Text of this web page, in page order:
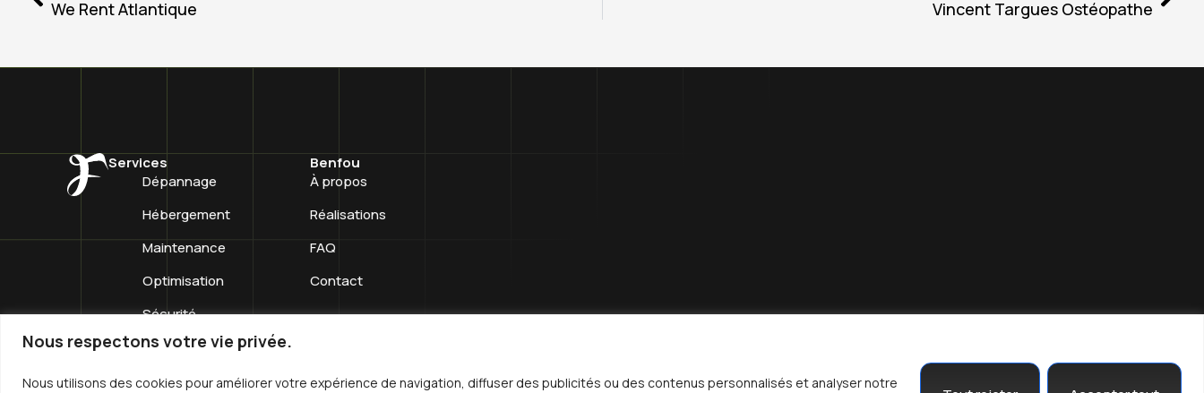
Nous respectons votre vie privée.
Nous utilisons des cookies pour améliorer votre expérience de navigation, diffuser des publicités ou des contenus personnalisés et analyser notre
We Rent Atlantique Vincent Targues Ostéopathe
Services
Dépannage
Hébergement
Maintenance
Optimisation
Sécurité
Création site internet
Automatisations
Benfou
À propos
Réalisations
FAQ
Contact